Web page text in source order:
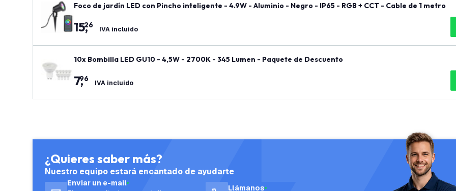
Foco de jardín LED con Pincho inteligente - 4.9W - Aluminio - Negro - IP65 - RGB + CCT - Cable de 1 metro
15,
26 IVA incluido
10x Bombilla LED GU10 - 4,5W - 2700K - 345 Lumen - Paquete de Descuento
7,
96 IVA incluido
¿Quieres saber más?
Nuestro equipo estará encantado de ayudarte
Enviar un e-mail
Llámanos